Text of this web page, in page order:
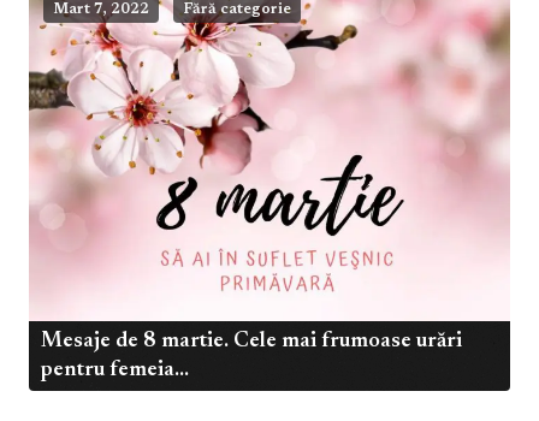
Mart 7, 2022 Fără categorie
Mesaje de 8 martie. Cele mai frumoase urări
pentru femeia...